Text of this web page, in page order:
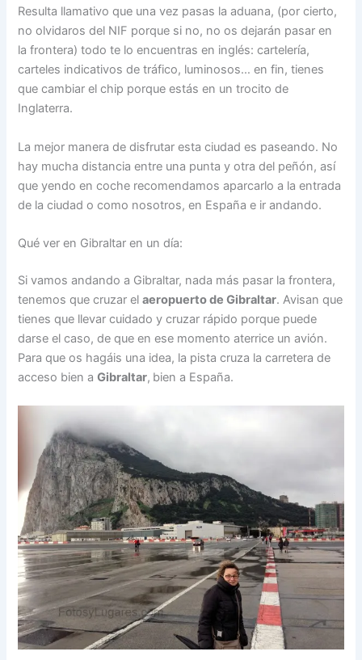
Resulta llamativo que una vez pasas la aduana, (por cierto,
no olvidaros del NIF porque si no, no os dejarán pasar en
la frontera) todo te lo encuentras en inglés: cartelería,
carteles indicativos de tráfico, luminosos… en fin, tienes
que cambiar el chip porque estás en un trocito de
Inglaterra.
La mejor manera de disfrutar esta ciudad es paseando. No
hay mucha distancia entre una punta y otra del peñón, así
que yendo en coche recomendamos aparcarlo a la entrada
de la ciudad o como nosotros, en España e ir andando.
Qué ver en Gibraltar en un día:
Si vamos andando a Gibraltar, nada más pasar la frontera,
tenemos que cruzar elaeropuerto de Gibraltar. Avisan que
tienes que llevar cuidado y cruzar rápido porque puede
darse el caso, de que en ese momento aterrice un avión.
Para que os hagáis una idea, la pista cruza la carretera de
acceso bien aGibraltar, bien a España.